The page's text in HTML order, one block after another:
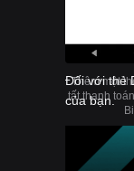
Thêm một
tất thanh
Đối với thẻ
của bạn.